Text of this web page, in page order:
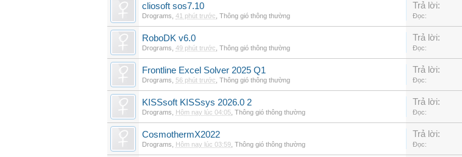
cliosoft sos7.10
Drograms 41 phút trước Thông gió thông thường
Trả lời:
Đọc:
RoboDK v6.0
Drograms 49 phút trước Thông gió thông thường
Trả lời:
Đọc:
Frontline Excel Solver 2025 Q1
Drograms 56 phút trước Thông gió thông thường
Trả lời:
Đọc:
KISSsoft KISSsys 2026.0 2
Drograms Hôm nay lúc 04:05 Thông gió thông thường
Trả lời:
Đọc:
CosmothermX2022
Drograms Hôm nay lúc 03:59 Thông gió thông thường
Trả lời:
Đọc: